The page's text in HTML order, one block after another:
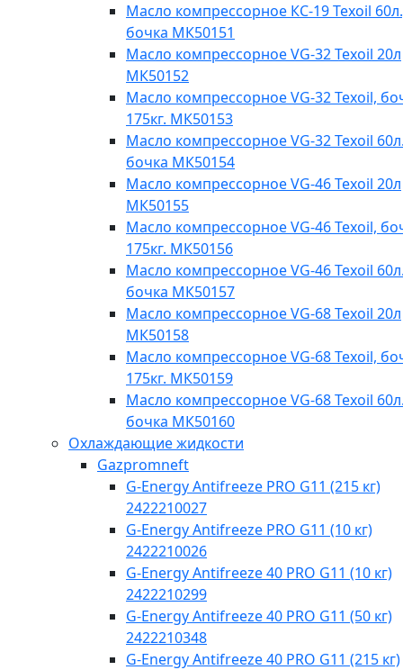
Масло компрессорное КС-19 Texoil
бочка МК50151
Масло компрессорное VG-32 Texoil 20л
МК50152
Масло компрессорное VG-32 Texoil,
175кг. МК50153
Масло компрессорное VG-32 Texoil
бочка МК50154
Масло компрессорное VG-46 Texoil 20л
МК50155
Масло компрессорное VG-46 Texoil,
175кг. МК50156
Масло компрессорное VG-46 Texoil
бочка МК50157
Масло компрессорное VG-68 Texoil 20л
МК50158
Масло компрессорное VG-68 Texoil,
175кг. МК50159
Масло компрессорное VG-68 Texoil
бочка МК50160
Охлаждающие жидкости
Gazpromneft
G-Energy Antifreeze PRO G11 (215 кг)
2422210027
G-Energy Antifreeze PRO G11 (10 кг)
2422210026
G-Energy Antifreeze 40 PRO G11 (10 кг)
2422210299
G-Energy Antifreeze 40 PRO G11 (50 кг)
2422210348
G-Energy Antifreeze 40 PRO G11 (215 кг)